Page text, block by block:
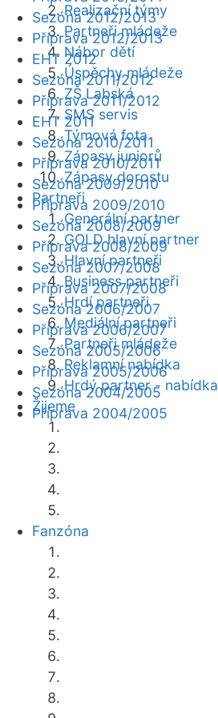
Realizační týmy
Partneři mládeže
Nábor dětí
Úspěchy mládeže
ZŠ Labská
SMS servis
Týmová fota
Zápasy juniorů
Zápasy dorostu
Partneři
Generální partner
GOLD hlavní partner
Hlavní partneři
Business partneři
Hrdí partneři
Mediální partneři
Partneři mládeže
Reklamní nabídka
Hrdý partner - nabídka
Žijeme
Fanzóna
Sezóna 2012/2013
Příprava 2012/2013
EHT 2012
Sezóna 2011/2012
Příprava 2011/2012
EHT 2011
Sezóna 2010/2011
Příprava 2010/2011
Sezóna 2009/2010
Příprava 2009/2010
Sezóna 2008/2009
Příprava 2008/2009
Sezóna 2007/2008
Příprava 2007/2008
Sezóna 2006/2007
Příprava 2006/2007
Sezóna 2005/2006
Příprava 2005/2006
Sezóna 2004/2005
Příprava 2004/2005